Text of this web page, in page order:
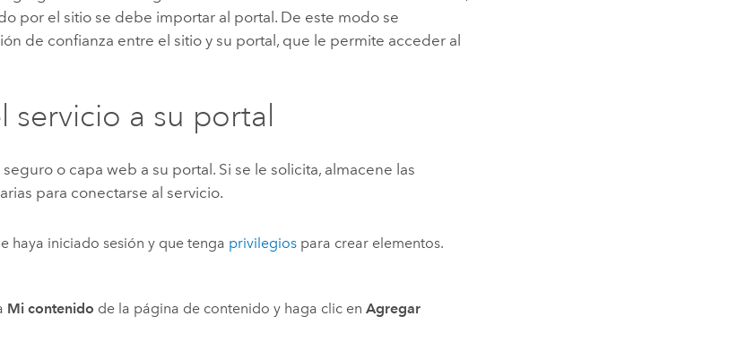
por el sitio se debe importar al portal. De este modo se
de confianza entre el sitio y su portal, que le permite acceder al
servicio a su portal
o capa web a su portal. Si se le solicita, almacene las
para conectarse al servicio.
haya iniciado sesión y que tenga privilegios para crear elementos.
Mi contenido de la página de contenido y haga clic enAgregar